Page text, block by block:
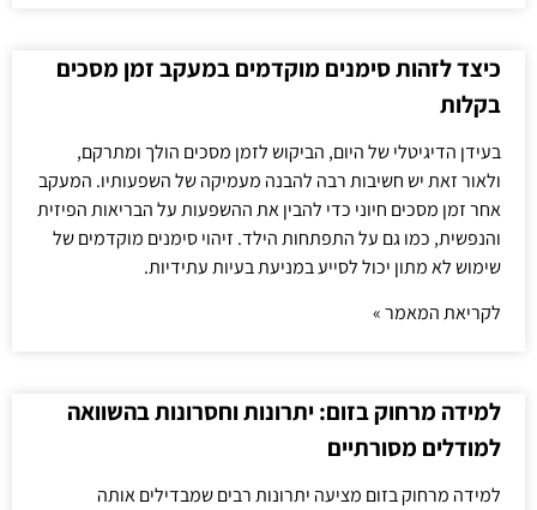
כיצד לזהות סימנים מוקדמים במעקב זמן מסכים
בקלות
בעידן הדיגיטלי של היום, הביקוש לזמן מסכים הולך ומתרקם,
ולאור זאת יש חשיבות רבה להבנה מעמיקה של השפעותיו. המעקב
אחר זמן מסכים חיוני כדי להבין את ההשפעות על הבריאות הפיזית
והנפשית, כמו גם על התפתחות הילד. זיהוי סימנים מוקדמים של
שימוש לא מתון יכול לסייע במניעת בעיות עתידיות.
לקריאת המאמר »
למידה מרחוק בזום: יתרונות וחסרונות בהשוואה
למודלים מסורתיים
למידה מרחוק בזום מציעה יתרונות רבים שמבדילים אותה